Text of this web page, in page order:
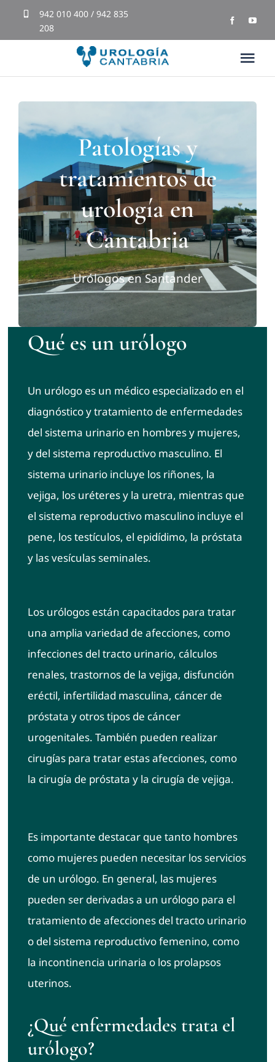
942 010 400 / 942 835
208
Equipo Médico
Tratamientos
Blog
Testimonios
Contacto
Patologías y
tratamientos de
urología en
Cantabria
Urólogos en Santander
Qué es un urólogo
Un urólogo es un médico especializado en el
diagnóstico y tratamiento de enfermedades
del sistema urinario en hombres y mujeres,
y del sistema reproductivo masculino. El
sistema urinario incluye los riñones, la
vejiga, los uréteres y la uretra, mientras que
el sistema reproductivo masculino incluye el
pene, los testículos, el epidídimo, la próstata
y las vesículas seminales.
Los urólogos están capacitados para tratar
una amplia variedad de afecciones, como
infecciones del tracto urinario, cálculos
renales, trastornos de la vejiga, disfunción
eréctil, infertilidad masculina, cáncer de
próstata y otros tipos de cáncer
urogenitales. También pueden realizar
cirugías para tratar estas afecciones, como
la cirugía de próstata y la cirugía de vejiga.
Es importante destacar que tanto hombres
como mujeres pueden necesitar los servicios
de un urólogo. En general, las mujeres
pueden ser derivadas a un urólogo para el
tratamiento de afecciones del tracto urinario
o del sistema reproductivo femenino, como
la incontinencia urinaria o los prolapsos
uterinos.
¿Qué enfermedades trata el
urólogo?